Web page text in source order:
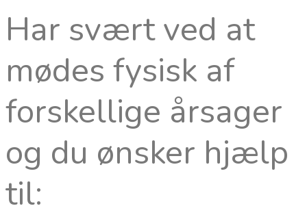
Har svært ved at
mødes fysisk af
forskellige årsager
og du ønsker hjælp
til: